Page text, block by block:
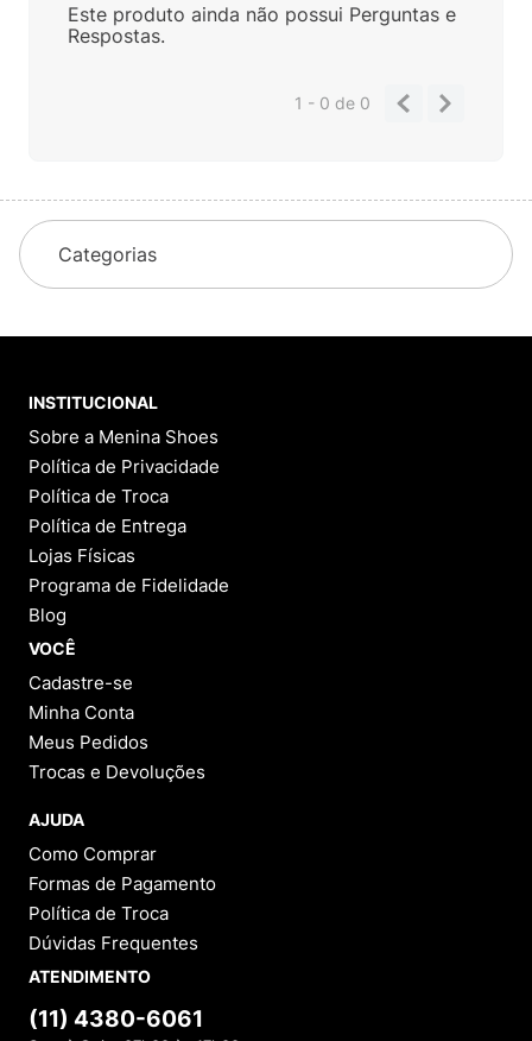
Este produto ainda não possui Perguntas e
Respostas.
1 - 0de 0
Categorias
INSTITUCIONAL
Sobre a Menina Shoes
Política de Privacidade
Política de Troca
Política de Entrega
Lojas Físicas
Programa de Fidelidade
Blog
VOCÊ
Cadastre-se
Minha Conta
Meus Pedidos
Trocas e Devoluções
AJUDA
Como Comprar
Formas de Pagamento
Política de Troca
Dúvidas Frequentes
ATENDIMENTO
(11) 4380-6061